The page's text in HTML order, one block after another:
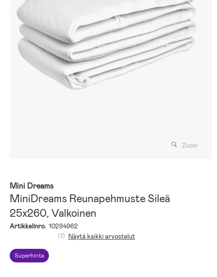
Zoom
Mini Dreams
MiniDreams Reunapehmuste Sileä
25x260, Valkoinen
Artikkelinro. 10294962
Superhinta
(1) Näytä kaikki arvostelut